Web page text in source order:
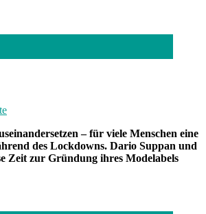
– für viele Menschen eine
des Lockdowns. Dario Suppan und
Zeit zur Gründung ihres Modelabels